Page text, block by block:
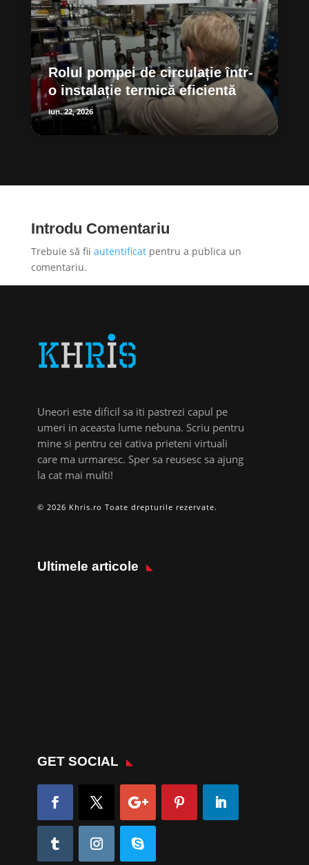
Rolul pompei de circulație într-
o instalație termică eficientă
iun. 22, 2026
Introdu Comentariu
Trebuie să fii autentificatpentru a publica un
comentariu.
Uneori este dificil sa iti pastrezi capul pe
umeri in aceasta lume nebuna. Scriu pentru
mine si pentru cei cativa prieteni virtuali
care ma urmaresc. Sper sa reusesc sa ajung
la cat mai multi!
© 2026 Khris.ro Toate drepturile rezervate.
Ultimele articole
GET SOCIAL